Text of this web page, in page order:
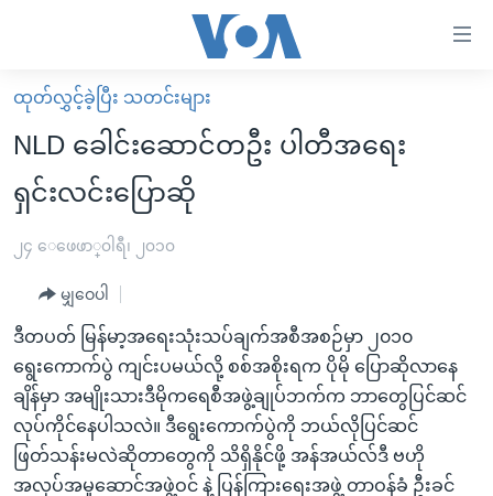
လွယ်ကူ
စေ
သည့်
Link
များ
အကြောင်းအရာ
ကျော်
ကြည့်
ရန်
ပင်မ
မူလစာမျက်နှာ
မြန်မာ
ကမ္ဘာ့သတင်းများ
အစ္စရေး-ပါလက်စတိုင်း
ရပ်ဝန်းတခု လမ်းတခု အလွန်
အင်္ဂလိပ်စာလေ့လာမယ်
အမေရိကန်သုံးအီဒီယံ
မကြေးမုံရဲ့ အင်္ဂလိပ်စာ
ရုပ်ရှင်ထဲက အင်္ဂလိပ်စာ
အပတ်စဉ်ကဏ္ဍများ
ရေဒီယို
တီဗွီ
ရေဒီယိုနှင့်ရုပ်သံ အချက်အလက်များ
ရေဒီယို/တီဗွီအစီအစဉ်
ထုတ်လွှင့်ခဲ့ပြီး သတင်းများ
NLD ခေါင်းဆောင်တဦး ပါတီအရေး
ရှင်းလင်းပြောဆို
၂၄ ေဖေဖာ္၀ါရီ၊ ၂၀၁၀
မျှဝေပါ
ဒီတပတ် မြန်မာ့အရေးသုံးသပ်ချက်အစီအစဉ်မှာ ၂၀၁၀
ရွေးကောက်ပွဲ ကျင်းပမယ်လို့ စစ်အစိုးရက ပိုမို ပြောဆိုလာနေ
ချိန်မှာ အမျိုးသားဒီမိုကရေစီအဖွဲ့ချုပ်ဘက်က ဘာတွေပြင်ဆင်
လုပ်ကိုင်နေပါသလဲ။ ဒီရွေးကောက်ပွဲကို ဘယ်လိုပြင်ဆင်
ဖြတ်သန်းမလဲဆိုတာတွေကို သိရှိနိုင်ဖို့ အန်အယ်လ်ဒီ ဗဟို
အလုပ်အမှုဆောင်အဖွဲ့ဝင် နဲ့ ပြန်ကြားရေးအဖွဲ့ တာဝန်ခံ ဦးခင်